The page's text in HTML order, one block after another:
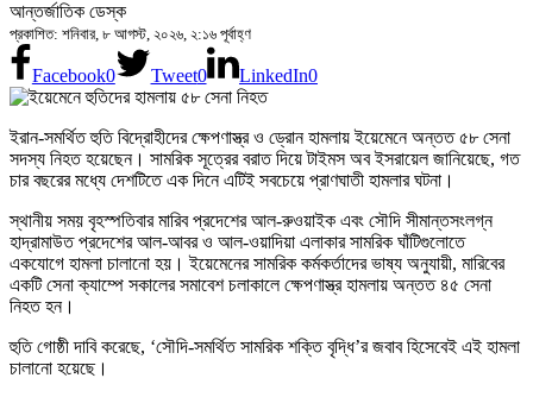
আন্তর্জাতিক ডেস্ক
প্রকাশিত: শনিবার, ৮ আগস্ট, ২০২৬, ২:১৬ পূর্বাহ্ণ
Facebook0 Tweet0 LinkedIn0
ইরান-সমর্থিত হুতি বিদ্রোহীদের ক্ষেপণাস্ত্র ও ড্রোন হামলায় ইয়েমেনে অন্তত ৫৮ সেনা
সদস্য নিহত হয়েছেন। সামরিক সূত্রের বরাত দিয়ে টাইমস অব ইসরায়েল জানিয়েছে, গত
চার বছরের মধ্যে দেশটিতে এক দিনে এটিই সবচেয়ে প্রাণঘাতী হামলার ঘটনা।
স্থানীয় সময় বৃহস্পতিবার মারিব প্রদেশের আল-রুওয়াইক এবং সৌদি সীমান্তসংলগ্ন
হাদ্রামাউত প্রদেশের আল-আবর ও আল-ওয়াদিয়া এলাকার সামরিক ঘাঁটিগুলোতে
একযোগে হামলা চালানো হয়। ইয়েমেনের সামরিক কর্মকর্তাদের ভাষ্য অনুযায়ী, মারিবের
একটি সেনা ক্যাম্পে সকালের সমাবেশ চলাকালে ক্ষেপণাস্ত্র হামলায় অন্তত ৪৫ সেনা
নিহত হন।
হুতি গোষ্ঠী দাবি করেছে, ‘সৌদি-সমর্থিত সামরিক শক্তি বৃদ্ধি’র জবাব হিসেবেই এই হামলা
চালানো হয়েছে।